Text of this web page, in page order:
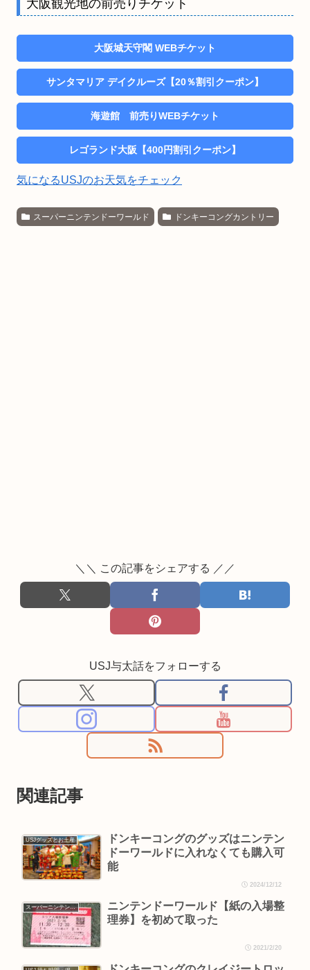
大阪観光地の前売りチケット
大阪城天守閣 WEBチケット
サンタマリア デイクルーズ【20％割引クーポン】
海遊館 前売りWEBチケット
レゴランド大阪【400円割引クーポン】
気になるUSJのお天気をチェック
スーパーニンテンドーワールド ドンキーコングカントリー
＼＼ この記事をシェアする ／／
USJ与太話をフォローする
関連記事
USJグッズとお土産
ドンキーコングのグッズはニンテン
ドーワールドに入れなくても購入可
能
2024/12/12
スーパーニンテンドーワールド
ニンテンドーワールド【紙の入場整
理券】を初めて取った
2021/2/20